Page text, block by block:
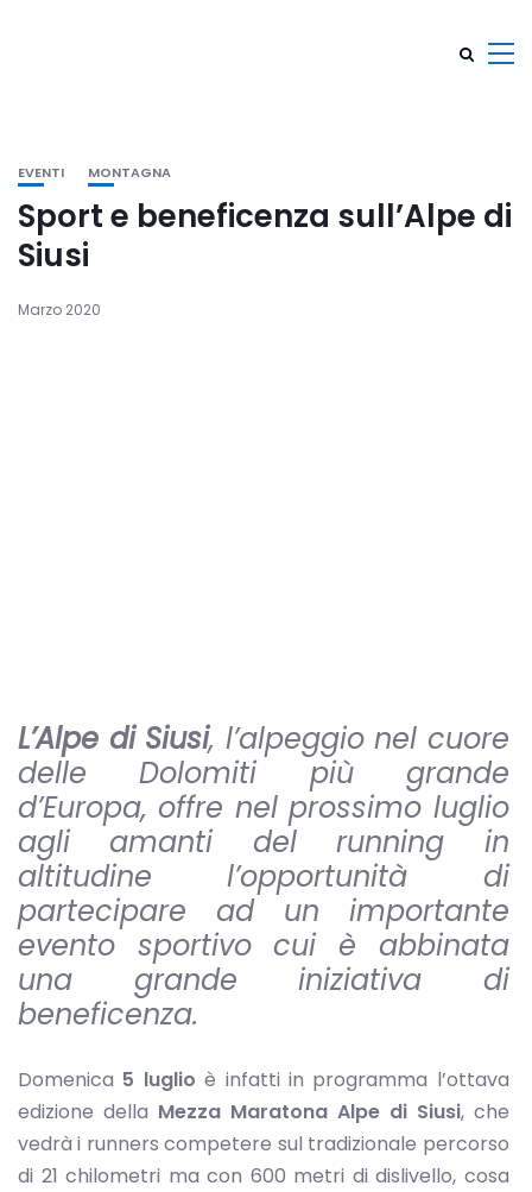
EVENTI MONTAGNA
Sport e beneficenza sull’Alpe di
Siusi
Marzo 2020
L’Alpe di Siusi, l’alpeggio nel cuore
delle Dolomiti più grande
d’Europa, offre nel prossimo luglio
agli amanti del running in
altitudine l’opportunità di
partecipare ad un importante
evento sportivo cui è abbinata
una grande iniziativa di
beneficenza.
Domenica 5 luglio è infatti in programma l’ottava
edizione della Mezza Maratona Alpe di Siusi, che
vedrà i runners competere sul tradizionale percorso
di 21 chilometri ma con 600 metri di dislivello, cosa